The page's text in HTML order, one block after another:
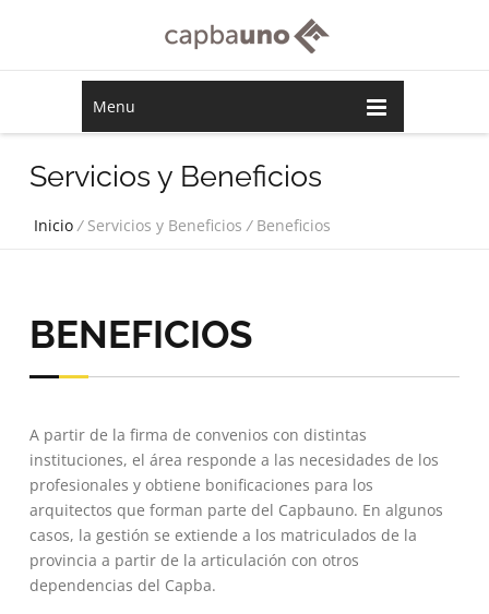
Menu
Servicios y Beneficios
Inicio /Servicios y Beneficios/ Beneficios
BENEFICIOS
A partir de la firma de convenios con distintas
instituciones, el área responde a las necesidades de los
profesionales y obtiene bonificaciones para los
arquitectos que forman parte del Capbauno. En algunos
casos, la gestión se extiende a los matriculados de la
provincia a partir de la articulación con otros
dependencias del Capba.